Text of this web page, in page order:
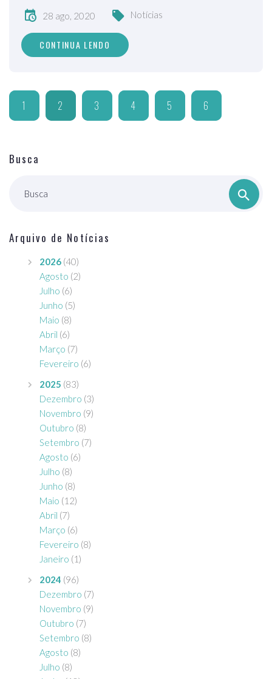
28 ago, 2020 Notícias
CONTINUA LENDO
1 2 3 4 5 6
Busca
Busca
Arquivo de Notícias
2026 (40)
Agosto (2)
Julho (6)
Junho (5)
Maio (8)
Abril (6)
Março (7)
Fevereiro (6)
2025 (83)
Dezembro (3)
Novembro (9)
Outubro (8)
Setembro (7)
Agosto (6)
Julho (8)
Junho (8)
Maio (12)
Abril (7)
Março (6)
Fevereiro (8)
Janeiro (1)
2024 (96)
Dezembro (7)
Novembro (9)
Outubro (7)
Setembro (8)
Agosto (8)
Julho (8)